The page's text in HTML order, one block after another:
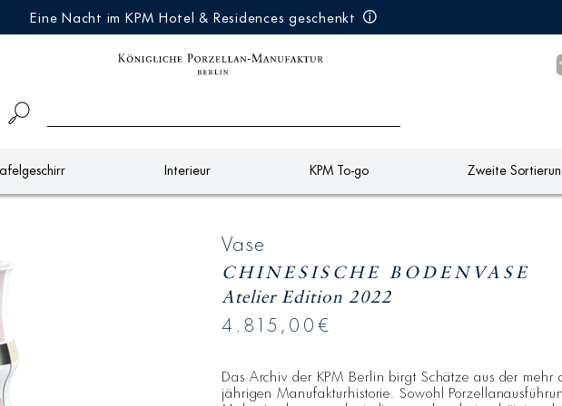
Eine Nacht im KPM Hotel & Residences geschenkt
Interieur KPM To-go Zweite
Vase
CHINESISCHE BODENVASE
Atelier Edition 2022
4.815,00€
Das Archiv der KPM Berlin birgt Schätze aus der
jährigen Manufakturhistorie. Sowohl